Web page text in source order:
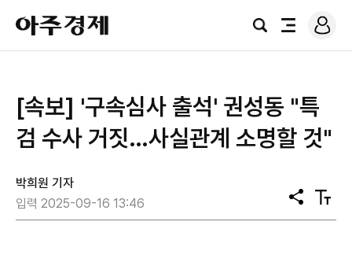
아
주
경
검
전
로
그
[속보] '구속심사 출석' 권성동 "특
검 수사 거짓…사실관계 소명할 것"
박희원 기자
입력 2025-09-16 13:46
공
유
텍
스